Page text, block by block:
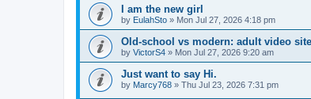
I am the new girl
by EulahSto » Mon Jul 27, 2026 4:18 pm
Old-school vs modern: adult video
by VictorS4 » Mon Jul 27, 2026 9:20 am
Just want to say Hi.
by Marcy768 » Thu Jul 23, 2026 7:31 pm